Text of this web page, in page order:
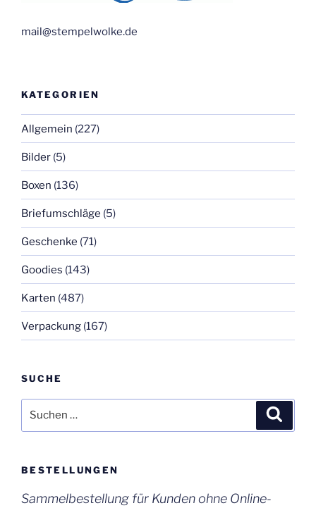
mail@stempelwolke.de
KATEGORIEN
Allgemein (227)
Bilder (5)
Boxen (136)
Briefumschläge (5)
Geschenke (71)
Goodies (143)
Karten (487)
Verpackung (167)
SUCHE
nach:
BESTELLUNGEN
Sammelbestellung für Kunden ohne Online-